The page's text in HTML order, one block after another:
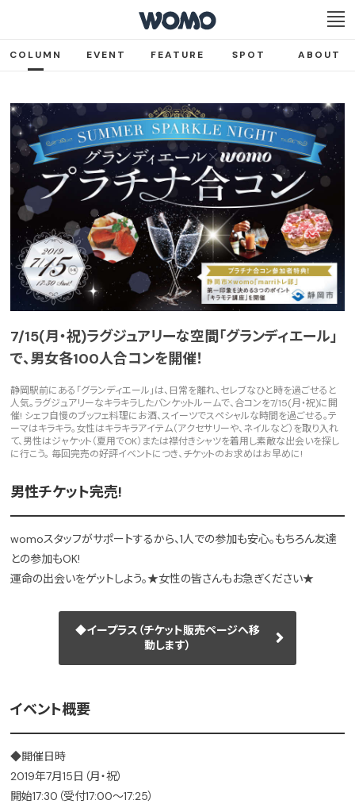
COLUMN EVENT FEATURE SPOT ABOUT
7/15(月・祝)ラグジュアリーな空間「グランディエール」
で、男女各100人合コンを開催！
静岡駅前にある「グランディエール」は、日常を離れ、セレブなひと時を過ごせると
人気。ラグジュアリーなキラキラしたバンケットルームで、合コンを7/15(月・祝)に開
催! シェフ自慢のブッフェ料理にお酒、スイーツでスペシャルな時間を過ごせる。テ
ーマはキラキラ。女性はキラキラアイテム（アクセサリーや、ネイルなど）を取り入れ
て、男性はジャケット（夏用でOK）または襟付きシャツを着用し素敵な出会いを探し
に行こう。 毎回完売の好評イベントにつき、チケットのお求めはお早めに!
男性チケット完売!
womoスタッフがサポートするから、1人での参加も安心。もちろん友達
との参加もOK!
運命の出会いをゲットしよう。★女性の皆さんもお急ぎください★
◆イープラス（チケット販売ページへ移
動します）
イベント概要
◆開催日時
2019年7月15日（月・祝）
開始17:30（受付17:00～17:25）